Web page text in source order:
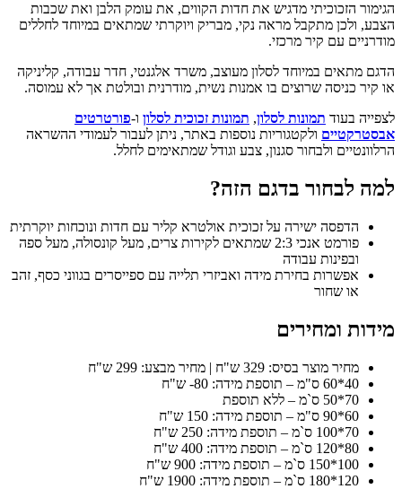
הגימור הזכוכיתי מדגיש את חדות הקווים, את עומק הלבן ואת שכבות
הצבע, ולכן מתקבל מראה נקי, מבריק ויוקרתי שמתאים במיוחד לחללים
מודרניים עם קיר מרכזי.
הדגם מתאים במיוחד לסלון מעוצב, משרד אלגנטי, חדר עבודה, קליניקה
או קיר כניסה שרוצים בו אמנות נשית, מודרנית ובולטת אך לא עמוסה.
לצפייה בעוד תמונות לסלון, תמונות זכוכית לסלון ו-פורטרטים
אבסטרקטיים ולקטגוריות נוספות באתר, ניתן לעבור לעמודי ההשראה
הרלוונטיים ולבחור סגנון, צבע וגודל שמתאימים לחלל.
למה לבחור בדגם הזה?
הדפסה ישירה על זכוכית אולטרא קליר עם חדות ונוכחות יוקרתית
פורמט אנכי 2:3 שמתאים לקירות צרים, מעל קונסולה, מעל ספה
ובפינות עבודה
אפשרות בחירת מידה ואביזרי תלייה עם ספייסרים בגווני כסף, זהב
או שחור
מידות ומחירים
מחיר מוצר בסיס: 329 ש"ח | מחיר מבצע: 299 ש"ח
40*60 ס"מ – תוספת מידה: 80- ש"ח
70*50 ס`מ – ללא תוספת
60*90 ס"מ – תוספת מידה: 150 ש"ח
70*100 ס`מ – תוספת מידה: 250 ש"ח
80*120 ס`מ – תוספת מידה: 400 ש"ח
100*150 ס`מ – תוספת מידה: 900 ש"ח
120*180 ס`מ – תוספת מידה: 1900 ש"ח